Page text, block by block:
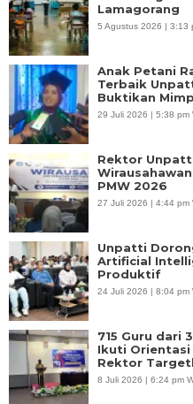
Lamagorang
5 Agustus 2026 | 3:13
Anak Petani
Terbaik
Buktikan
29 Juli 2026 | 5:38 pm
Rektor
PMW 2026
27 Juli 2026 | 4:44 pm
Unpatti
Artificial
Produktif
24 Juli 2026 | 8:04 pm
715 Guru dari
Ikuti Orientasi
Rektor
8 Juli 2026 | 6:24 pm